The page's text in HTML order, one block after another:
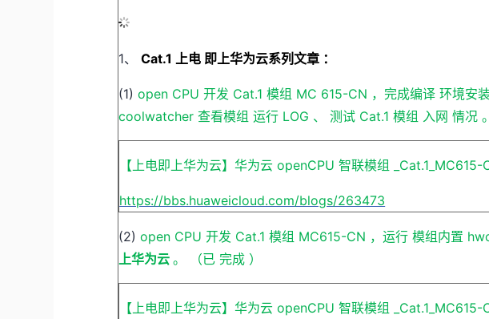
1、Cat.1上电 即上华为云系列文章 ：
(1)open CPU开发 Cat.1模组 MC 615-CN ，完成编译环境安
coolwatcher查看模组运行 LOG 、测试 Cat.1模组 入网情况
【上电即上华为云】华为云openCPU智联模组 _Cat.1_MC615-
https://bbs.huaweicloud.com/blogs/263473
(2)open CPU开发 Cat.1模组 MC615-CN ，运行模组内置
上华为云。 （已完成 ）
【上电即上华为云】华为云openCPU智联模组